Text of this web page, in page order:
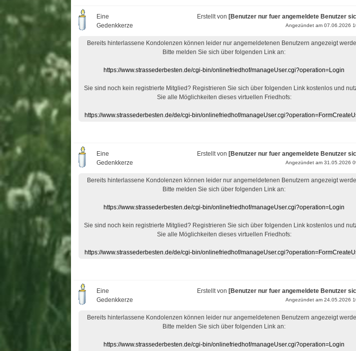
Eine
Gedenkkerze
Erstellt von [Benutzer nur fuer angemeldete Benutzer
Angezündet am 07.06.2026
Bereits hinterlassene Kondolenzen können leider nur angemeldetenen Benutzern angezeigt
Bitte melden Sie sich über folgenden Link an:
https://www.strassederbesten.de/cgi-bin/onlinefriedhof/manageUser.cgi?operation=Login
Sie sind noch kein registrierte Mitglied? Registrieren Sie sich über folgenden Link kostenlos und
Sie alle Möglichkeiten dieses virtuellen Friedhofs:
https://www.strassederbesten.de/de/cgi-bin/onlinefriedhof/
Eine
Gedenkkerze
Erstellt von [Benutzer nur fuer angemeldete Benutzer
Angezündet am 31.05.2026
Bereits hinterlassene Kondolenzen können leider nur angemeldetenen Benutzern angezeigt
Bitte melden Sie sich über folgenden Link an:
https://www.strassederbesten.de/cgi-bin/onlinefriedhof/manageUser.cgi?operation=Login
Sie sind noch kein registrierte Mitglied? Registrieren Sie sich über folgenden Link kostenlos und
Sie alle Möglichkeiten dieses virtuellen Friedhofs:
https://www.strassederbesten.de/de/cgi-bin/onlinefriedhof/
Eine
Gedenkkerze
Erstellt von [Benutzer nur fuer angemeldete Benutzer
Angezündet am 24.05.2026
Bereits hinterlassene Kondolenzen können leider nur angemeldetenen Benutzern angezeigt
Bitte melden Sie sich über folgenden Link an:
https://www.strassederbesten.de/cgi-bin/onlinefriedhof/manageUser.cgi?operation=Login